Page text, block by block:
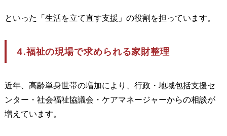
といった「生活を立て直す支援」の役割を担っています。
4.福祉の現場で求められる家財整理
近年、高齢単身世帯の増加により、行政・地域包括支援セ
ンター・社会福祉協議会・ケアマネージャーからの相談が
増えています。